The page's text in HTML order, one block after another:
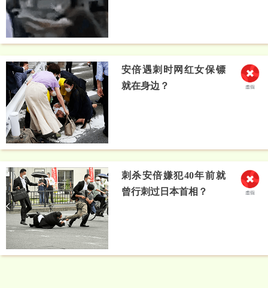
安倍遇刺时网红女保镖
就在身边？
刺杀安倍嫌犯40年前就
曾行刺过日本首相？